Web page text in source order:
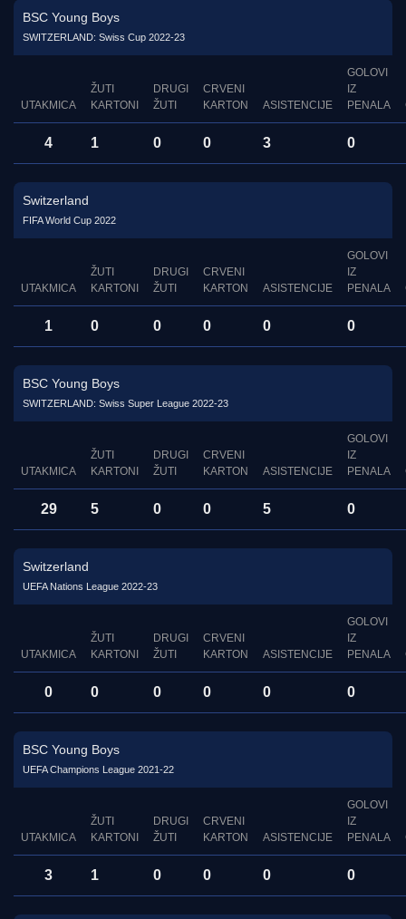
BSC Young Boys
SWITZERLAND: Swiss Cup 2022-23
UTAKMICA
ŽUTI
KARTONI
DRUGI
ŽUTI
CRVENI
KARTON
ASISTENCIJE
GOLOVI
IZ
PENALA
4 1 0 0 3 0
Switzerland
FIFA World Cup 2022
UTAKMICA
ŽUTI
KARTONI
DRUGI
ŽUTI
CRVENI
KARTON
ASISTENCIJE
GOLOVI
IZ
PENALA
1 0 0 0 0 0
BSC Young Boys
SWITZERLAND: Swiss Super League 2022-23
UTAKMICA
ŽUTI
KARTONI
DRUGI
ŽUTI
CRVENI
KARTON
ASISTENCIJE
GOLOVI
IZ
PENALA
29 5 0 0 5 0
Switzerland
UEFA Nations League 2022-23
UTAKMICA
ŽUTI
KARTONI
DRUGI
ŽUTI
CRVENI
KARTON
ASISTENCIJE
GOLOVI
IZ
PENALA
0 0 0 0 0 0
BSC Young Boys
UEFA Champions League 2021-22
UTAKMICA
ŽUTI
KARTONI
DRUGI
ŽUTI
CRVENI
KARTON
ASISTENCIJE
GOLOVI
IZ
PENALA
3 1 0 0 0 0